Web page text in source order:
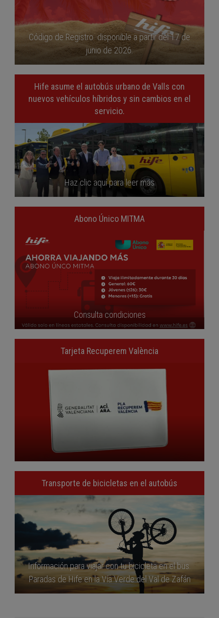
Código de Registro disponible a partir del 17 de
junio de 2026.
Hife asume el autobús urbano de Valls con
nuevos vehículos híbridos y sin cambios en el
servicio.
Haz clic aquí para leer más
Abono Único MITMA
Consulta condiciones
Tarjeta Recuperem València
Transporte de bicicletas en el autobús
Información para viajar con tu bicicleta en el bus.
Paradas de Hife en la Vía Verde del Val de Zafán